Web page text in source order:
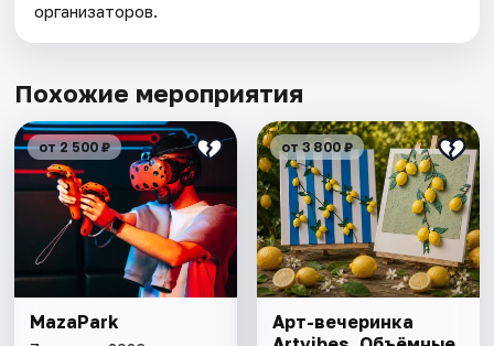
организаторов.
Похожие мероприятия
от 2 500 ₽
MazaPark
от 3 800 ₽
Арт-вечеринка